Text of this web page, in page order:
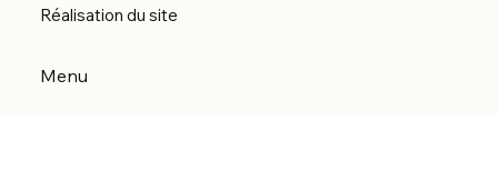
Réalisation du site
Menu